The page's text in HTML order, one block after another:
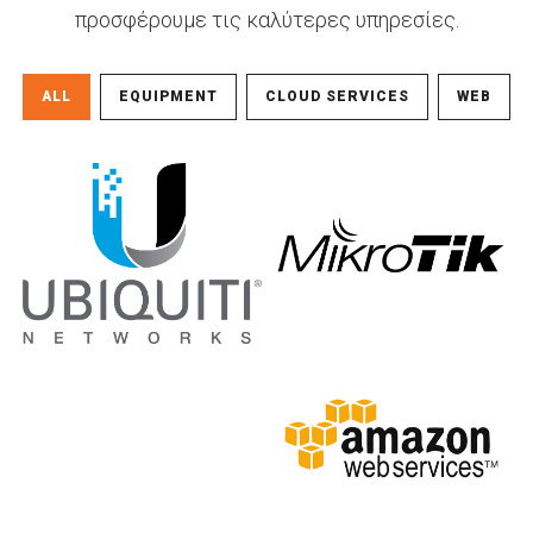
προσφέρουμε τις καλύτερες υπηρεσίες.
ALL EQUIPMENT CLOUD SERVICES WEB
Equipment